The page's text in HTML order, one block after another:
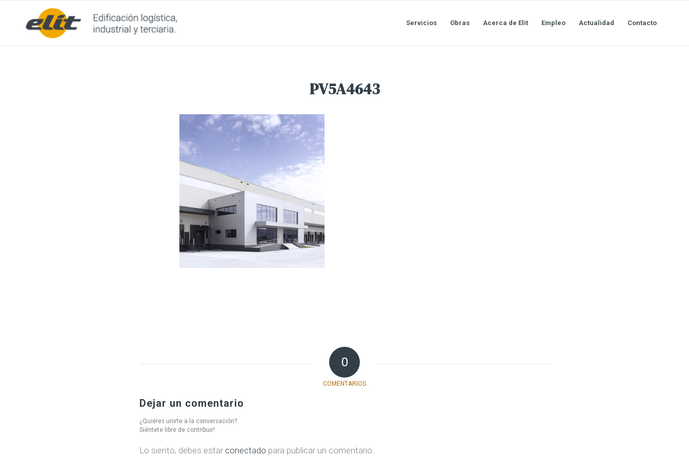
Servicios Obras Acerca de Elit Empleo Actualidad Contacto
PV5A4643
0
COMENTARIOS
Dejar un comentario
¿Quieres unirte a la conversación?
Siéntete libre de contribuir!
Lo siento, debes estar conectado para publicar un comentario.